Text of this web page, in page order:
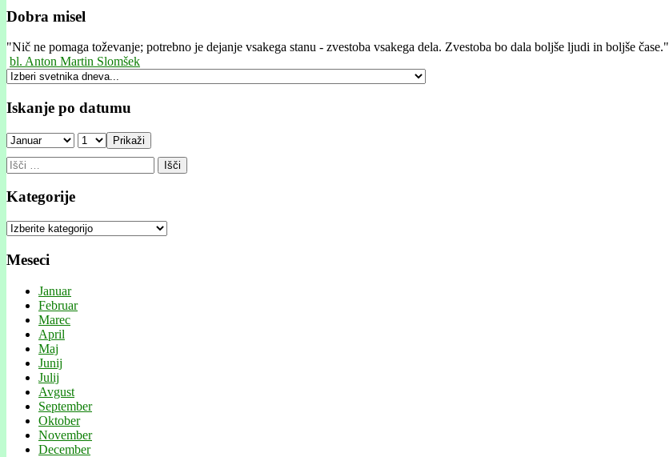
Dobra misel
"Nič ne pomaga toževanje; potrebno je dejanje vsakega stanu - zvestoba vsakega dela. Zvestoba bo dala boljše ljudi in boljše čase."
bl. Anton Martin Slomšek
Iskanje po datumu
Prikaži
Išči:
Kategorije
Kategorije
Meseci
Januar
Februar
Marec
April
Maj
Junij
Julij
Avgust
September
Oktober
November
December